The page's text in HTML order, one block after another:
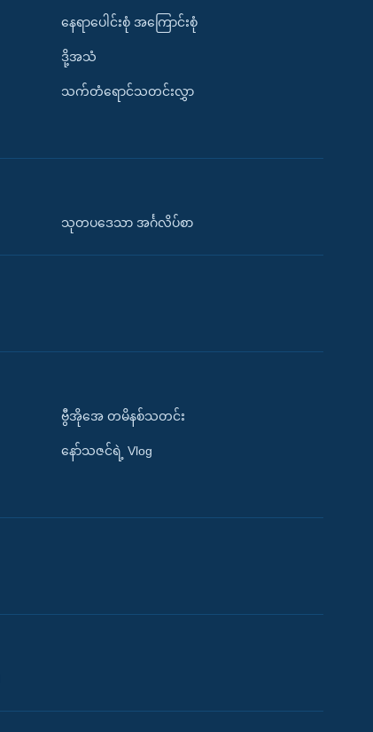
နေရာပေါင်းစုံ အကြောင်းစုံ
ဒို့အသံ
သက်တံရောင်သတင်းလွှာ
သုတပဒေသာ အင်္ဂလိပ်စာ
ဗွီအိုအေ တမိနစ်သတင်း
နော်သဇင်ရဲ့ Vlog